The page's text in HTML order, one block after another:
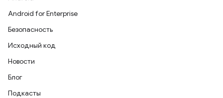
Android for Enterprise
Безопасность
Исходный код
Новости
Блог
Подкасты